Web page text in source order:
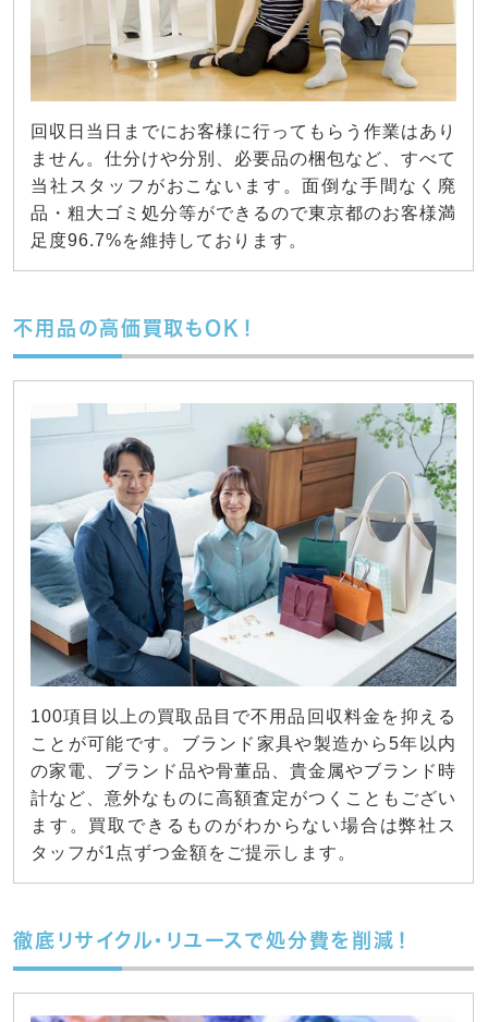
回収日当日までにお客様に行ってもらう作業はあり
ません。仕分けや分別、必要品の梱包など、すべて
当社スタッフがおこないます。面倒な手間なく廃
品・粗大ゴミ処分等ができるので東京都のお客様満
足度96.7%を維持しております。
不用品の高価買取もOK！
100項目以上の買取品目で不用品回収料金を抑える
ことが可能です。ブランド家具や製造から5年以内
の家電、ブランド品や骨董品、貴金属やブランド時
計など、意外なものに高額査定がつくこともござい
ます。買取できるものがわからない場合は弊社ス
タッフが1点ずつ金額をご提示します。
徹底リサイクル・リユースで処分費を削減！